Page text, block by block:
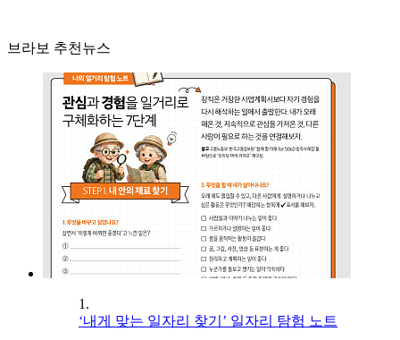
브라보 추천뉴스
1.
‘내게 맞는 일자리 찾기’ 일자리 탐험 노트